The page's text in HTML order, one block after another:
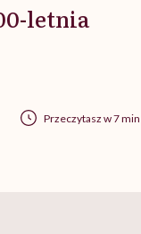
letnia
Przeczytasz w 7 min